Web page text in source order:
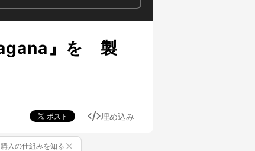
』を 製
埋め込み
購入の仕組みを知る